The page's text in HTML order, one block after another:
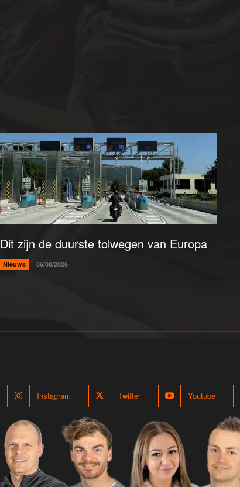
Dit zijn de duurste tolwegen van Europa
Nieuws 06/08/2026
Instagram Twitter Youtube